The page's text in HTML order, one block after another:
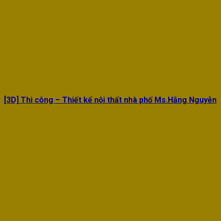
[3D] Thi công – Thiết kế nội thất nhà phố Ms.Hằng Nguyễn